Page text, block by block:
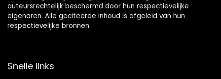
auteursrechtelijk beschermd door hun respectievelijke
eigenaren. Alle geciteerde inhoud is afgeleid van hun
respectievelijke bronnen.
Snelle links